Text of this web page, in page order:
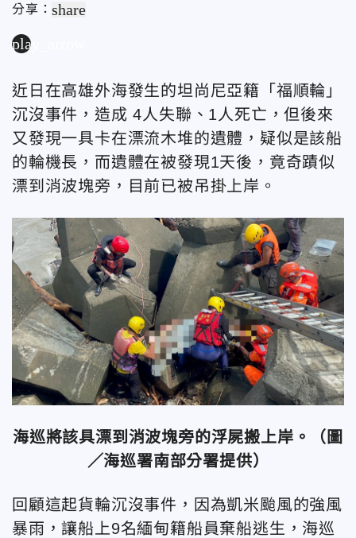
分享：share
play_arrow
近日在高雄外海發生的坦尚尼亞籍「福順輪」
沉沒事件，造成 4人失聯、1人死亡，但後來
又發現一具卡在漂流木堆的遺體，疑似是該船
的輪機長，而遺體在被發現1天後，竟奇蹟似
漂到消波塊旁，目前已被吊掛上岸。
海巡將該具漂到消波塊旁的浮屍搬上岸。（圖
／海巡署南部分署提供）
回顧這起貨輪沉沒事件，因為凱米颱風的強風
暴雨，讓船上9名緬甸籍船員棄船逃生，海巡